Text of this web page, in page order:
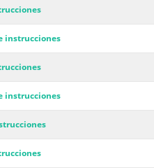
instrucciones
instrucciones